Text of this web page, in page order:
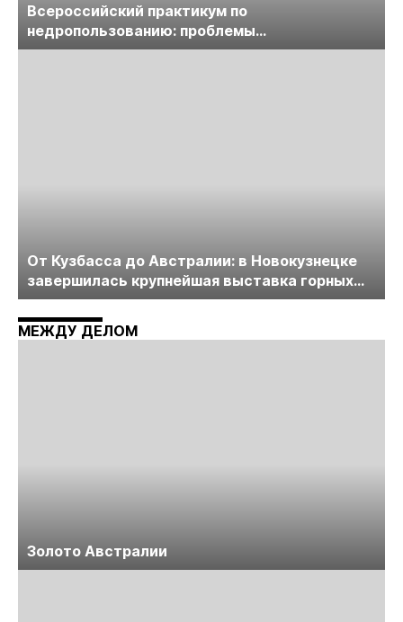
Всероссийский практикум по
недропользованию: проблемы
лицензирования, цифровизации, экспертизы
От Кузбасса до Австралии: в Новокузнецке
завершилась крупнейшая выставка горных
технологий «Недра России. Уголь России и
Майнинг»
МЕЖДУ ДЕЛОМ
Золото Австралии